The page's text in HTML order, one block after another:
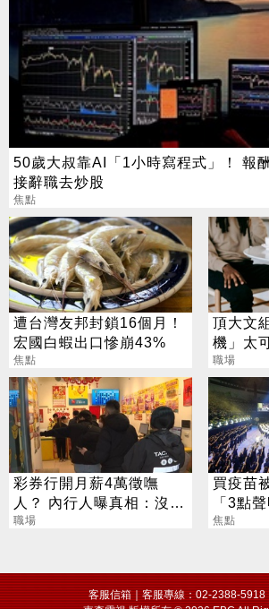
50歲大叔靠AI「1小時寫程式」！ 報
接辭職去炒股
焦點
遭台灣友邦封鎖16個月！
宏國白蝦出口慘崩43%
焦點
頂大文
機」太
高中就
職場
彩券行開月薪4萬徵嘸
人？ 內行人曝真相：沒想
像中輕鬆
職場
買疫苗
「3點
捐款人
焦點
客服信箱｜客服專線：02-2388-5918